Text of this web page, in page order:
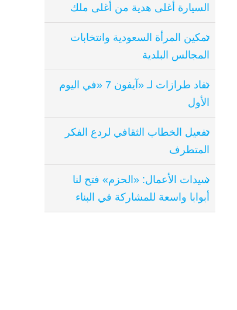
السيارة أغلى هدية من أغلى ملك
تمكين المرأة السعودية وانتخابات
المجالس البلدية
نفاد طرازات لـ «آيفون 7 «في اليوم
الأول
تفعيل الخطاب الثقافي لردع الفكر
المتطرف
سيدات الأعمال: «الحزم» فتح لنا
أبوابا واسعة للمشاركة في البناء